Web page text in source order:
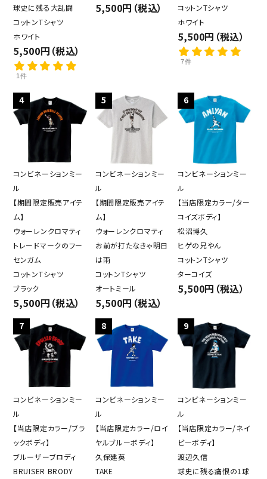
球史に残る大乱闘
コットンTシャツ
ホワイト
5,500円（税込）
1件
5,500円（税込）
コットンTシャツ
ホワイト
5,500円（税込）
7件
4
コンビネーションミー
ル
【期間限定販売アイテ
ム】
ウォーレンクロマティ
トレードマークのフー
センガム
コットンTシャツ
ブラック
5,500円（税込）
5
コンビネーションミー
ル
【期間限定販売アイテ
ム】
ウォーレンクロマティ
お前が打たなきゃ明日
は雨
コットンTシャツ
オートミール
5,500円（税込）
6
コンビネーションミー
ル
【当店限定カラー/ター
コイズボディ】
松沼博久
ヒゲの兄やん
コットンTシャツ
ターコイズ
5,500円（税込）
7
コンビネーションミー
ル
【当店限定カラー/ブラ
ックボディ】
ブルーザーブロディ
BRUISER BRODY
8
コンビネーションミー
ル
【当店限定カラー/ロイ
ヤルブルーボディ】
久保建英
TAKE
9
コンビネーションミー
ル
【当店限定カラー/ネイ
ビーボディ】
渡辺久信
球史に残る痛恨の1球